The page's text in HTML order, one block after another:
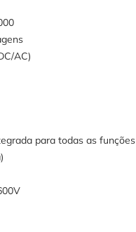
AC)
para todas as funções